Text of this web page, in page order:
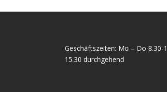
Geschäftszeiten: Mo – Do 8.30-
15.30 durchgehend